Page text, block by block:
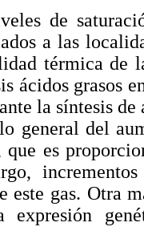
de
a las
térmica de
ácidos grasos
la síntesis de
general del
que es
este gas. Otra
expresión